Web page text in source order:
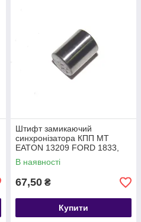
Штифт замикаючий
синхронізатора КПП МТ
EATON 13209 FORD 1833,
2533, 2633 T268484
GC467116BA
В наявності
67,50 ₴
Купити